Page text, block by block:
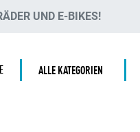
UND E-BIKES!
ALLE KATEGORIEN